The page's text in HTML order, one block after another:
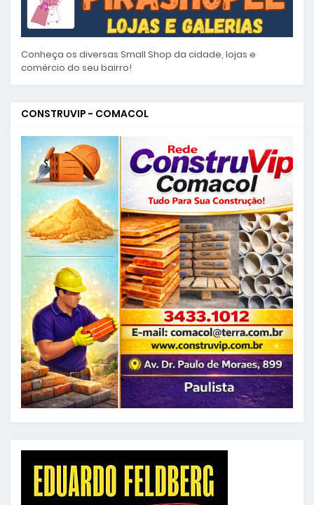
Conheça os diversas Small Shop da cidade, lojas e
comércio do seu bairro!
CONSTRUVIP - COMACOL